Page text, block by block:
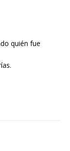
quién fue